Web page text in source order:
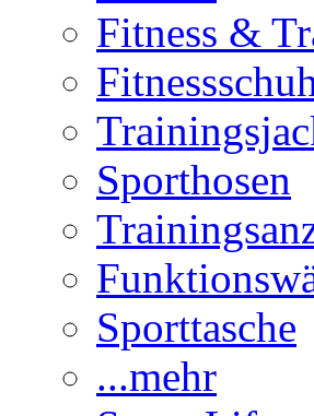
Fitness &
Sporthosen
Sporttasche
...mehr